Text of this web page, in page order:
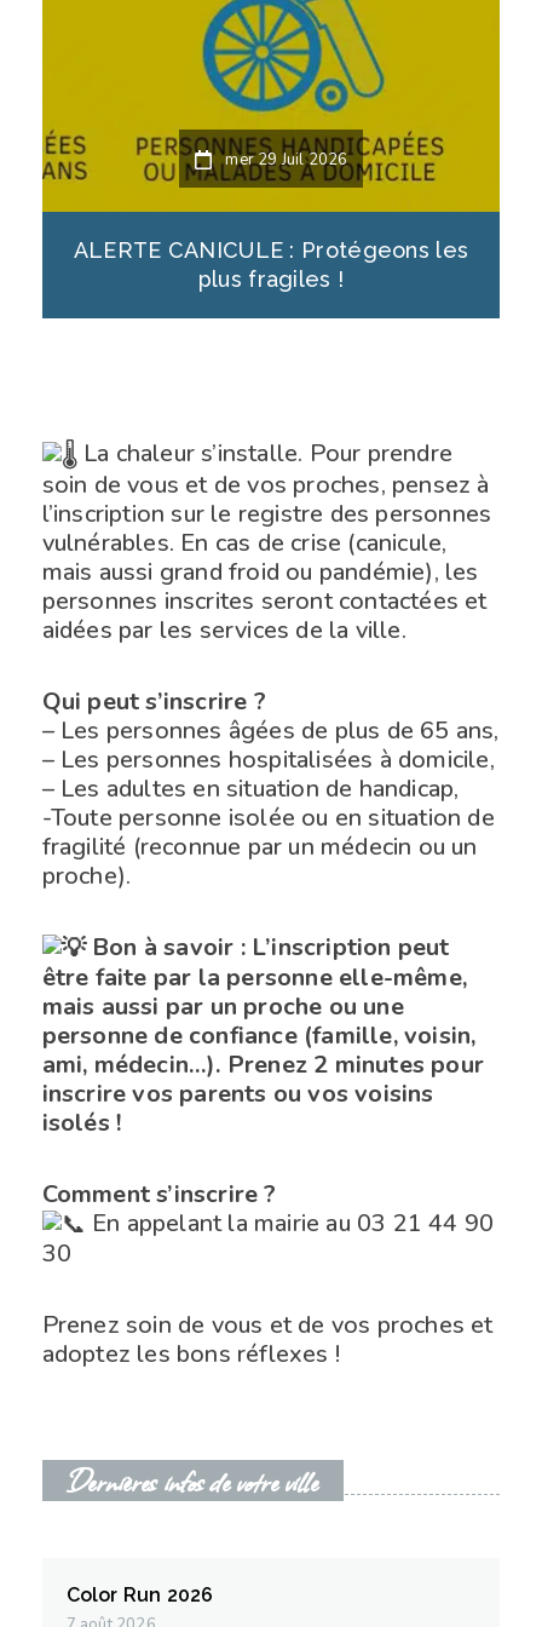
mer 29 Juil 2026
ALERTE CANICULE : Protégeons les
plus fragiles !
La chaleur s’installe. Pour prendre
soin de vous et de vos proches, pensez à
l’inscription sur le registre des personnes
vulnérables. En cas de crise (canicule,
mais aussi grand froid ou pandémie), les
personnes inscrites seront contactées et
aidées par les services de la ville.
Qui peut s’inscrire ?
– Les personnes âgées de plus de 65 ans,
– Les personnes hospitalisées à domicile,
– Les adultes en situation de handicap,
-Toute personne isolée ou en situation de
fragilité (reconnue par un médecin ou un
proche).
Bon à savoir : L’inscription peut
être faite par la personne elle-même,
mais aussi par un proche ou une
personne de confiance (famille, voisin,
ami, médecin…). Prenez 2 minutes pour
inscrire vos parents ou vos voisins
isolés !
Comment s’inscrire ?
En appelant la mairie au 03 21 44 90
30
Prenez soin de vous et de vos proches et
adoptez les bons réflexes !
Dernières infos de votre ville
Color Run 2026